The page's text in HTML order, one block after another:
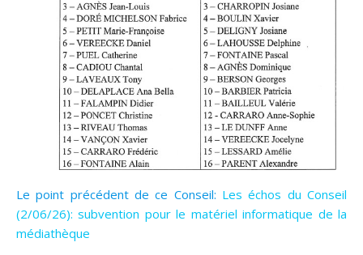
Le point précédent de ce Conseil: Les échos du Conseil
(2/06/26): subvention pour le matériel informatique de la
médiathèque